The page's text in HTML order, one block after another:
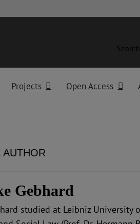
Search
Projects Open Access
Gebhard
studied at Leibniz University